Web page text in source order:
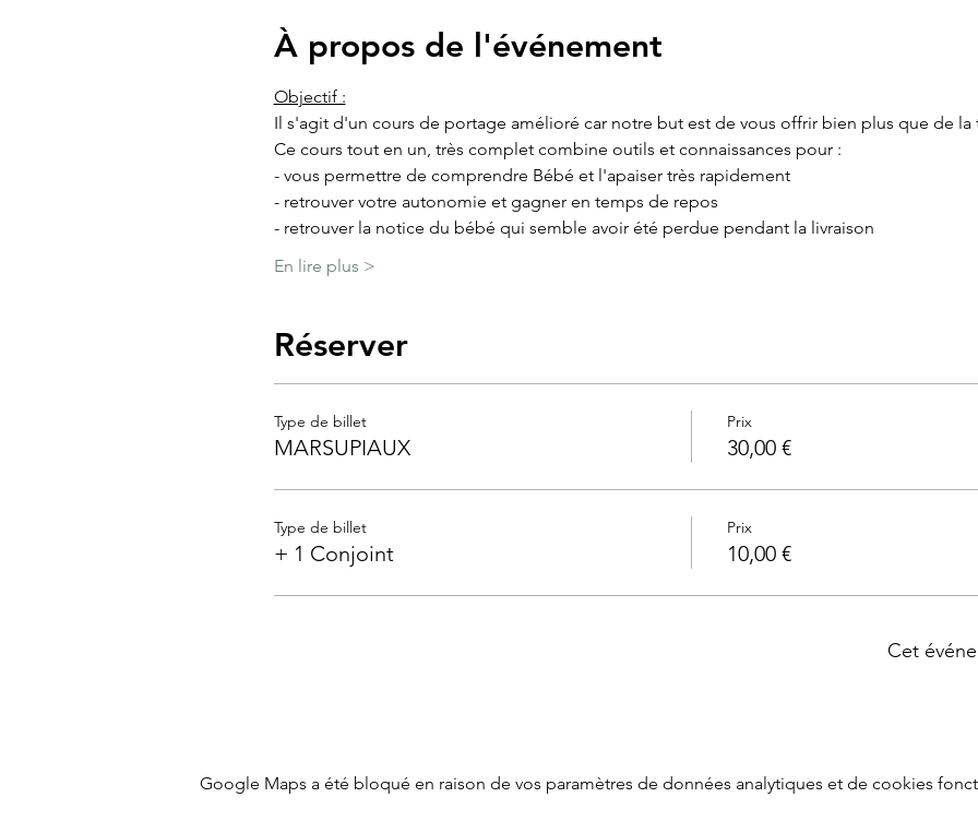
À propos de l'événement
Objectif :
Il s'agit d'un cours de portage amélioré car notre but est de vous offrir bien plus que de la
Ce cours tout en un, très complet combine outils et connaissances pour :
- vous permettre de comprendre Bébé et l'apaiser très rapidement
- retrouver votre autonomie et gagner en temps de repos
- retrouver la notice du bébé qui semble avoir été perdue pendant la livraison
En lire plus >
Réserver
Type de billet
MARSUPIAUX
Prix
30,00 €
Type de billet
+ 1 Conjoint
Prix
10,00 €
Cet
Google Maps a été bloqué en raison de vos paramètres de données analytiques et de cookies